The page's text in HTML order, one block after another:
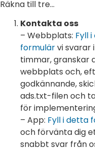
Räkna till tre…
Kontakta oss
– Webbplats: Fyll
formulärvi svarar
timmar, granskar
webbplats och,
godkännande,
ads.txt-filen och
för
– App: Fyll i detta
och förvänta dig
snabbt svar från